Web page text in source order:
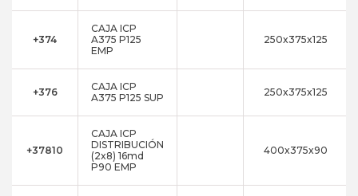
+374
CAJA ICP
A375 P125
EMP
250x375x125
+376
CAJA ICP
A375 P125 SUP
250x375x125
+37810
CAJA ICP
DISTRIBUCIÓN
(2x8) 16md
P90 EMP
400x375x90